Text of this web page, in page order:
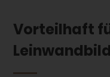
Vorteilhaft